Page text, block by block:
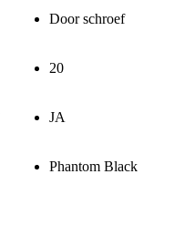
Door schroef
20
JA
Phantom Black